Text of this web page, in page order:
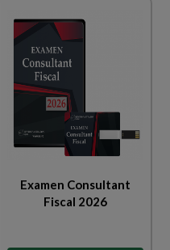
Examen Consultant
Fiscal 2026